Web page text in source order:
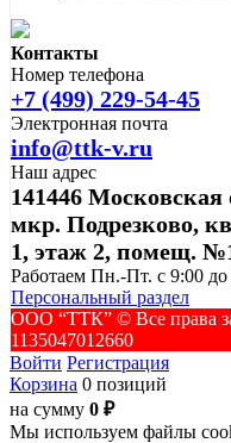
Контакты
Номер телефона
+7 (499) 229-54-45
Электронная почта
info@ttk-v.ru
Наш адрес
141446
мкр. Подрезково,
1, этаж 2, помещ.
Работаем Пн.-Пт. с 9:00 до
Персональный раздел
ООО “ТТК” ©️ Все права
1135047012660
Войти Регистрация
Корзина 0 позиций
на сумму 0 ₽
Мы используем файлы